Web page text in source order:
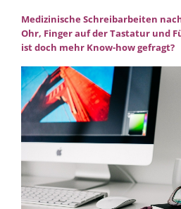
Medizinische Schreibarbeiten
Ohr, Finger auf der Tastatur und
ist doch mehr Know-how gefragt?